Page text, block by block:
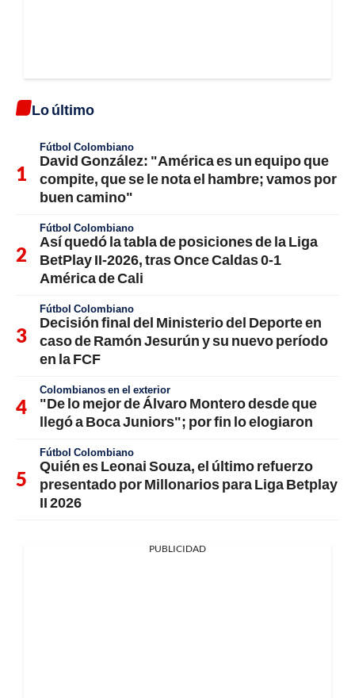
Lo último
Fútbol Colombiano
David González: "América es un equipo que
compite, que se le nota el hambre; vamos por
buen camino"
Fútbol Colombiano
Así quedó la tabla de posiciones de la Liga
BetPlay II-2026, tras Once Caldas 0-1
América de Cali
Fútbol Colombiano
Decisión final del Ministerio del Deporte en
caso de Ramón Jesurún y su nuevo período
en la FCF
Colombianos en el exterior
"De lo mejor de Álvaro Montero desde que
llegó a Boca Juniors"; por fin lo elogiaron
Fútbol Colombiano
Quién es Leonai Souza, el último refuerzo
presentado por Millonarios para Liga Betplay
II 2026
PUBLICIDAD